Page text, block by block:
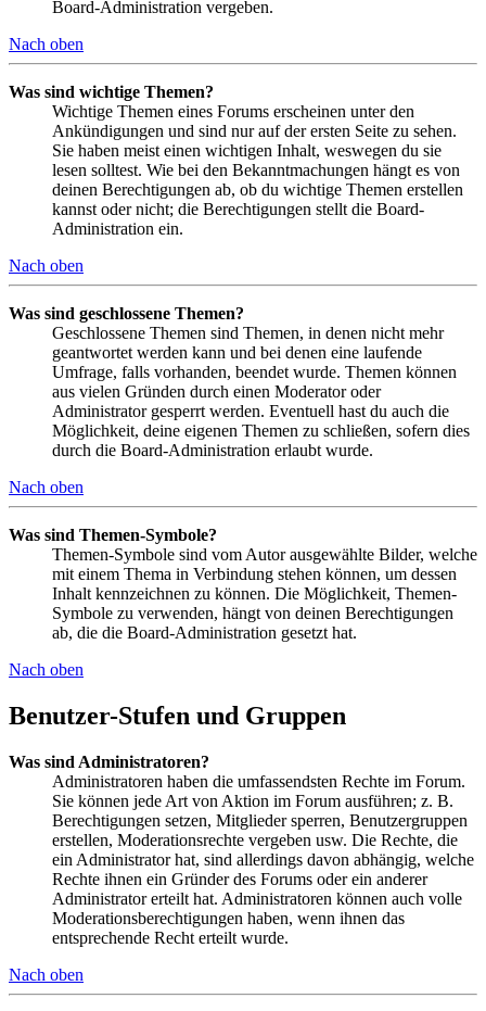
Board-Administration vergeben.
Nach oben
Was sind wichtige Themen?
Wichtige Themen eines Forums erscheinen unter den
Ankündigungen und sind nur auf der ersten Seite zu sehen.
Sie haben meist einen wichtigen Inhalt, weswegen du sie
lesen solltest. Wie bei den Bekanntmachungen hängt es von
deinen Berechtigungen ab, ob du wichtige Themen erstellen
kannst oder nicht; die Berechtigungen stellt die Board-
Administration ein.
Nach oben
Was sind geschlossene Themen?
Geschlossene Themen sind Themen, in denen nicht mehr
geantwortet werden kann und bei denen eine laufende
Umfrage, falls vorhanden, beendet wurde. Themen können
aus vielen Gründen durch einen Moderator oder
Administrator gesperrt werden. Eventuell hast du auch die
Möglichkeit, deine eigenen Themen zu schließen, sofern dies
durch die Board-Administration erlaubt wurde.
Nach oben
Was sind Themen-Symbole?
Themen-Symbole sind vom Autor ausgewählte Bilder, welche
mit einem Thema in Verbindung stehen können, um dessen
Inhalt kennzeichnen zu können. Die Möglichkeit, Themen-
Symbole zu verwenden, hängt von deinen Berechtigungen
ab, die die Board-Administration gesetzt hat.
Nach oben
Benutzer-Stufen und Gruppen
Was sind Administratoren?
Administratoren haben die umfassendsten Rechte im Forum.
Sie können jede Art von Aktion im Forum ausführen; z. B.
Berechtigungen setzen, Mitglieder sperren, Benutzergruppen
erstellen, Moderationsrechte vergeben usw. Die Rechte, die
ein Administrator hat, sind allerdings davon abhängig, welche
Rechte ihnen ein Gründer des Forums oder ein anderer
Administrator erteilt hat. Administratoren können auch volle
Moderationsberechtigungen haben, wenn ihnen das
entsprechende Recht erteilt wurde.
Nach oben